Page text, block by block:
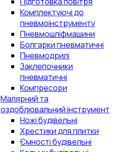
Комплектуючі до
пневмоінструменту
Пневмошліфмашини
Болгарки пневматичні
Пневмодрилі
Заклепочники
пневматичні
Компресори
Малярний та
оздоблювальний інструмент
Ножі будівельні
Хрестики для плитки
Ємності будівельні